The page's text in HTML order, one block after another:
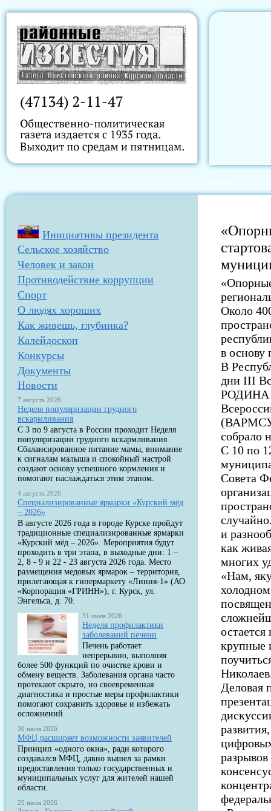
Инициативы президента
Сельское хозяйство
Человек и закон
Противодействие коррупции
Спорт
О людях хороших
Как живешь, глубинка?
Калейдоскоп
Конкурсы
Документы
Новости
7 августа 2026
Неделя популяризации грудного
вскармливания
С 3 по 9 августа в России проходит Неделя
популяризации грудного вскармливания.
Сбалансированное питание мамы, внимание
к сигналам малыша и спокойный настрой
создают основу успешного кормления и
помогают наслаждаться этим этапом.
4 августа 2026
Специализированные ярмарки «Курский мёд
– 2026»
В августе 2026 года в городе Курске пройдут
традиционные специализированные ярмарки
«Курский мёд – 2026». Мероприятия будут
проходить в три этапа, в выходные дни: 1 –
2, 8 - 9 и 22 - 23 августа 2026 года. Место
размещения медовых ярмарок – территория,
прилегающая к гипермаркету «Линия-1» (АО
«Корпорация «ГРИНН»), г. Курск, ул.
Энгельса, д. 70.
31 июля 2026
Неделя профилактики
заболеваний печени
Печень работает
непрерывно, выполняя
более 500 функций по очистке крови и
обмену веществ. Заболевания органа часто
протекают скрыто, но своевременная
диагностика и простые меры профилактики
помогают сохранить здоровье и избежать
осложнений.
30 июля 2026
МФЦ расширяет возможности заявителей
Принцип «одного окна», ради которого
создавался МФЦ, давно вышел за рамки
предоставления только государственных и
муниципальных услуг для жителей нашей
области.
25 июля 2026
Около
в основу
В
дни III
РОДИНА
собрало
С 10 по
Совета
и
как
многих
«Нам,
крупные
Деловая